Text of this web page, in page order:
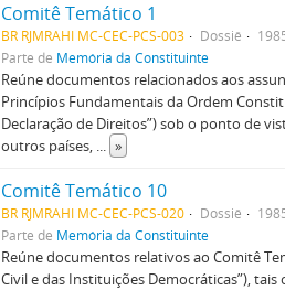
Comitê Temático 1
BR RJMRAHI MC-CEC-PCS-003 Dossiê
Parte de Memória da Constituinte
Reúne documentos relacionados aos
Princípios Fundamentais da Ordem
Declaração de Direitos”) sob o ponto de
outros países, ... »
Comitê Temático 10
BR RJMRAHI MC-CEC-PCS-020 Dossiê
Parte de Memória da Constituinte
Reúne documentos relativos ao Comitê
Civil e das Instituições Democráticas”),